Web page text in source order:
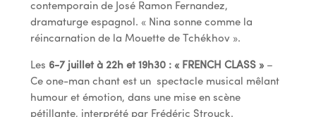
contemporain de José Ramon Fernandez,
dramaturge espagnol. « Nina sonne comme la
réincarnation de la Mouette de Tchékhov ».
Les 6-7 juillet à 22h et 19h30 : « FRENCH CLASS »–
Ce one-man chant est un spectacle musical mêlant
humour et émotion, dans une mise en scène
pétillante, interprété par Frédéric Strouck.